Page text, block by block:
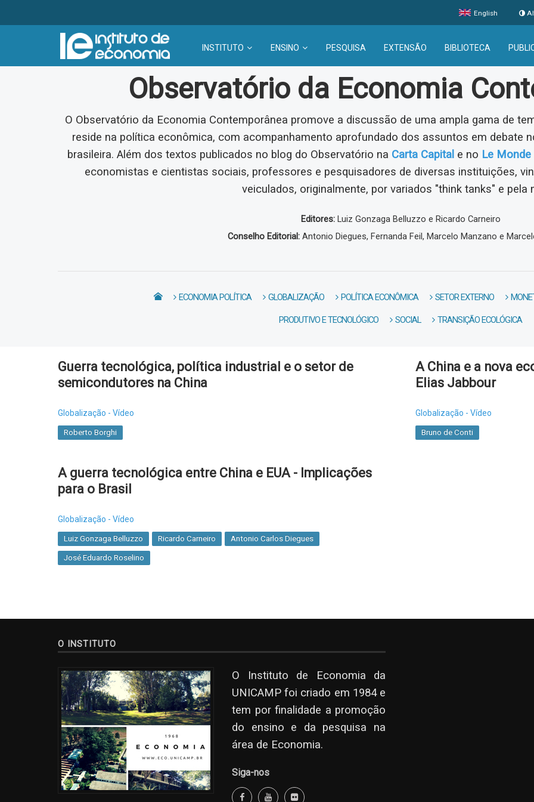
English
INSTITUTO ENSINO PESQUISA EXTENSÃO BIBLIOTECA
Observatório da Economia
O Observatório da Economia Contemporânea promove a discussão de uma ampla gama de
reside na política econômica, com acompanhamento aprofundado dos assuntos em debate
brasileira. Além dos textos publicados no blog do Observatório na Carta Capital e no Le
economistas e cientistas sociais, professores e pesquisadores de diversas instituições,
veiculados, originalmente, por variados "think tanks" e pela
Editores: Luiz Gonzaga Belluzzo e Ricardo Carneiro
Conselho Editorial: Antonio Diegues, Fernanda Feil, Marcelo Manzano e
ECONOMIA POLÍTICA GLOBALIZAÇÃO POLÍTICA ECONÔMICA SETOR EXTERNO
PRODUTIVO E TECNOLÓGICO SOCIAL TRANSIÇÃO ECOLÓGICA
Guerra tecnológica, política industrial e o setor de
semicondutores na China
Globalização - Vídeo
Roberto Borghi
A China e a nova
Elias Jabbour
Globalização - Vídeo
Bruno de Conti
A guerra tecnológica entre China e EUA - Implicações
para o Brasil
Globalização - Vídeo
Luiz Gonzaga Belluzzo Ricardo Carneiro Antonio Carlos Diegues
José Eduardo Roselino
O INSTITUTO
O Instituto de Economia da
UNICAMP foi criado em 1984 e
tem por finalidade a promoção
do ensino e da pesquisa na
área de Economia.
Siga-nos